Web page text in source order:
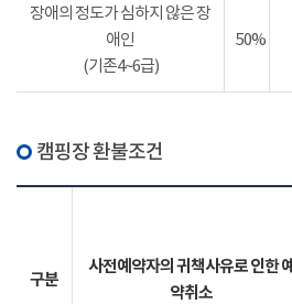
장애의 정도가 심하지 않은 장
애인
(기존4~6급)
50%
캠핑장 환불조건
구분
사전예약자의 귀책사유로 인한 예
약취소